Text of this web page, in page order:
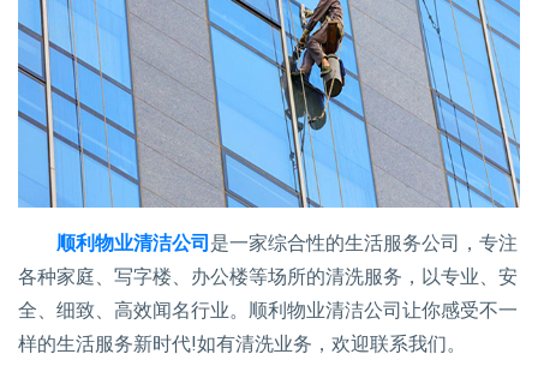
顺利物业清洁公司 是一家综合性的生活服务公司，专注
各种家庭、写字楼、办公楼等场所的清洗服务，以专业、安
全、细致、高效闻名行业。顺利物业清洁公司让你感受不一
样的生活服务新时代!如有清洗业务，欢迎联系我们。